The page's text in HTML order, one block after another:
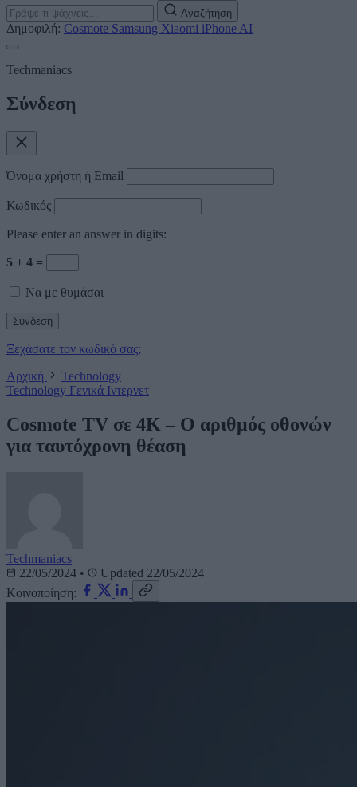
Αναζήτηση
Δημοφιλή: Cosmote Samsung Xiaomi iPhone AI
Techmaniacs
Σύνδεση
Όνομα χρήστη ή Email
Κωδικός
Please enter an answer in digits:
5 + 4 =
Να με θυμάσαι
Ξεχάσατε τον κωδικό σας;
Αρχική
Technology
Technology Γενικά Ιντερνετ
Cosmote TV σε 4K – Ο αριθμός οθονών
για ταυτόχρονη θέαση
Techmaniacs
22/05/2024 •
Updated 22/05/2024
Κοινοποίηση: